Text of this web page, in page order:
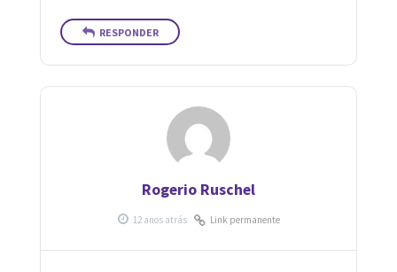
RESPONDER
Rogerio Ruschel
Link permanente